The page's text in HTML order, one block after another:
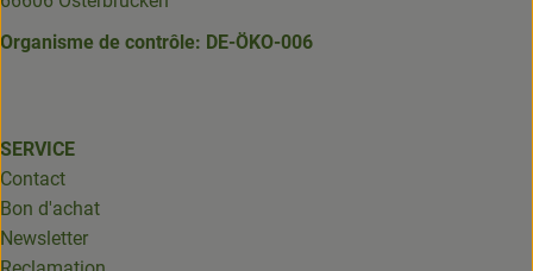
Organisme de contrôle: DE-ÖKO-006
SERVICE
Contact
Bon d'achat
Newsletter